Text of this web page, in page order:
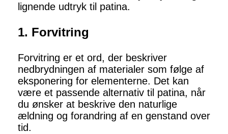
lignende udtryk til patina.
1. Forvitring
Forvitring er et ord, der beskriver
nedbrydningen af materialer som følge af
eksponering for elementerne. Det kan
være et passende alternativ til patina, når
du ønsker at beskrive den naturlige
ældning og forandring af en genstand over
tid.